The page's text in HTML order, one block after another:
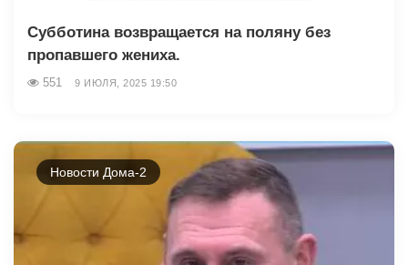
Субботина возвращается на поляну без
пропавшего жениха.
551 9 ИЮЛЯ, 2025 19:50
Новости Дома-2